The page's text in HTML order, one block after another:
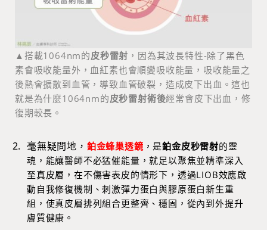
▲ 搭載1064nm的皮秒雷射 ，因為其波長特性-除了黑色
素會吸收能量外，血紅素也會順變吸收能量，吸收能量之
後熱會擴散到血管，導致血管破裂，造成皮下出血。這也
就是為什麼1064nm的皮秒雷射術後經常會皮下出血，修
復期較長。
毫無疑問地， 鉑金蜂巢透鏡，是鉑金皮秒雷射的靈
魂，能讓醫師不必猛催能量，就足以聚焦並精準深入
至真皮層，在不傷害表皮的情形下，透過LIOB效應啟
動自我修復機制、刺激彈力蛋白與膠原蛋白新生重
組，使真皮層排列組合更整齊、穩固，從內到外提升
膚質健康。